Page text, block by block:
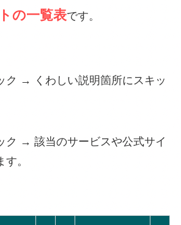
の一覧表です。
ク → くわしい説明箇所にスキッ
ク → 該当のサービスや公式サイ
。